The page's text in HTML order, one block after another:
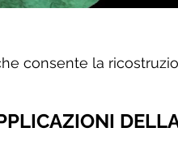
consente la